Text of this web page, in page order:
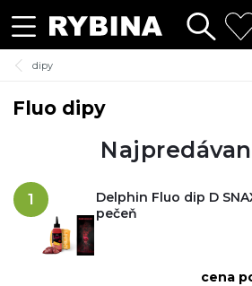
dipy
Fluo dipy
1
Delphin Fluo dip D
pečeň
cena